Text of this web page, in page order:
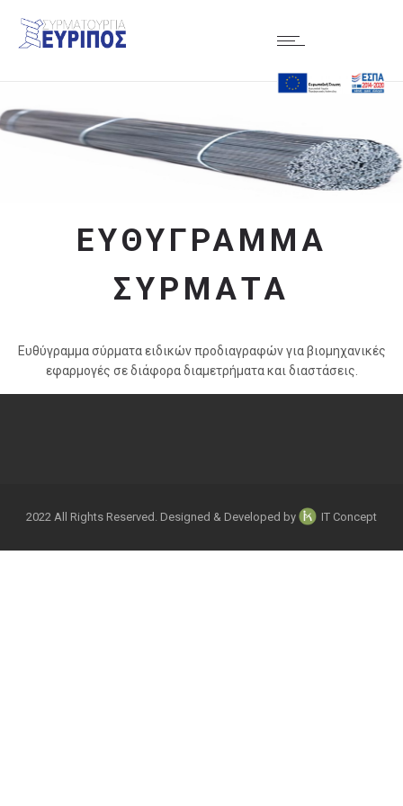
ΕΥΘΎΓΡΑΜΜΑ
ΣΎΡΜΑΤΑ
Ευθύγραμμα σύρματα ειδικών προδιαγραφών για βιομηχανικές
εφαρμογές σε διάφορα διαμετρήματα και διαστάσεις.
2022 All Rights Reserved. Designed & Developed by IT Concept